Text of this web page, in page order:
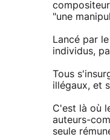
"une
Lancé par
individus,
Tous
illégaux, et
C'est là où
auteurs-
seule